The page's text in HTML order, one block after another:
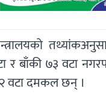
र बाँकी ७३ वटा
वटा दमकल छन् ।